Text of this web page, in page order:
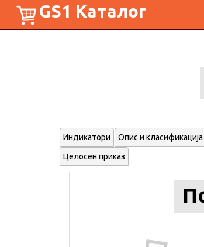
GS1 Каталог
Индикатори Опис и класификација
Целосен приказ